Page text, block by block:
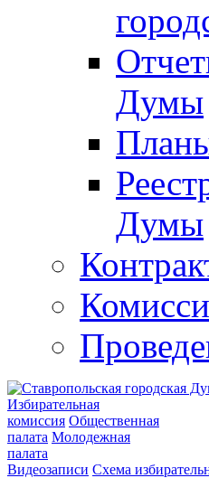
Думы
Думы
Избирательная
комиссия Общественная
палата Молодежная
палата
Видеозаписи Схема